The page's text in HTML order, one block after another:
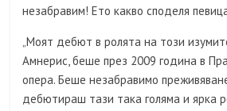
незабравим! Ето какво споделя
„Моят дебют в ролята на този
Амнерис, беше през 2009 година в
опера. Беше незабравимо
дебютираш тази така голяма и ярка